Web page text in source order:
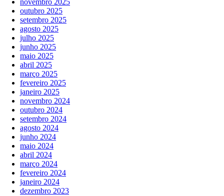
novembro 2025
outubro 2025
setembro 2025
agosto 2025
julho 2025
junho 2025
maio 2025
abril 2025
março 2025
fevereiro 2025
janeiro 2025
novembro 2024
outubro 2024
setembro 2024
agosto 2024
junho 2024
maio 2024
abril 2024
março 2024
fevereiro 2024
janeiro 2024
dezembro 2023